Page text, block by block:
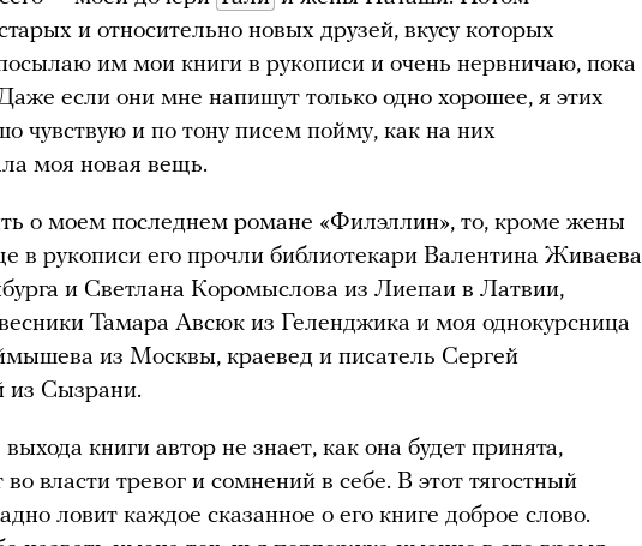
и относительно новых друзей, вкусу которых
им мои книги в рукописи и очень нервничаю, пока
если они мне напишут только одно хорошее, я этих
чувствую и по тону писем пойму, как на них
моя новая вещь.
о моем последнем романе «Филэллин», то, кроме жены
в рукописи его прочли библиотекари Валентина Живаева
и Светлана Коромыслова из Лиепаи в Латвии,
Тамара Авсюк из Геленджика и моя однокурсница
из Москвы, краевед и писатель Сергей
из Сызрани.
книги автор не знает, как она будет принята,
власти тревог и сомнений в себе. В этот тягостный
ловит каждое сказанное о его книге доброе слово.